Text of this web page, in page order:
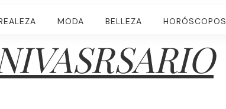
MODA BELLEZA HORÓSCOPOS